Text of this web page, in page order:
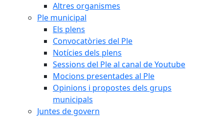
Altres organismes
Ple municipal
Els plens
Convocatòries del Ple
Notícies dels plens
Sessions del Ple al canal de Youtube
Mocions presentades al Ple
Opinions i propostes dels grups
municipals
Juntes de govern